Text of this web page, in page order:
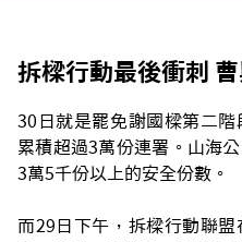
拆樑行動最後衝刺
30日就是罷免謝國樑第二
累積超過3萬份連署。山海
3萬5千份以上的安全份數。
而29日下午，拆樑行動聯